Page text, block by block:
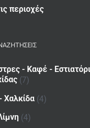
περιοχές
- Καφέ -
(7)
Χαλκίδα (4)
(4)